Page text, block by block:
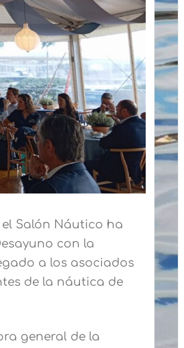
Salón Náutico ha
con la
a los asociados
de la náutica de
general de la